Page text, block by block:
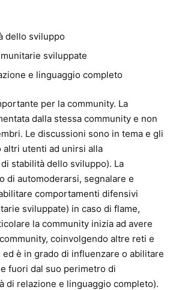
dello sviluppo
sviluppate
e linguaggio completo
per la community. La
dalla stessa community e non
Le discussioni sono in tema e gli
utenti ad unirsi alla
stabilità dello sviluppo). La
di automoderarsi, segnalare e
comportamenti difensivi
sviluppate) in caso di flame,
la community inizia ad avere
coinvolgendo altre reti e
è in grado di influenzare o abilitare
fuori dal suo perimetro di
di relazione e linguaggio completo).